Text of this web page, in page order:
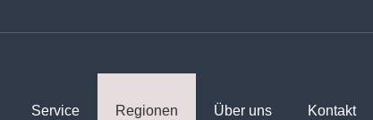
Service Regionen Über uns Kontakt